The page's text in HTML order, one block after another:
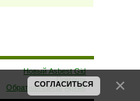
Новый Asbest Gid
Помощь
Обратная связь Архив
СОГЛАСИТЬСЯ